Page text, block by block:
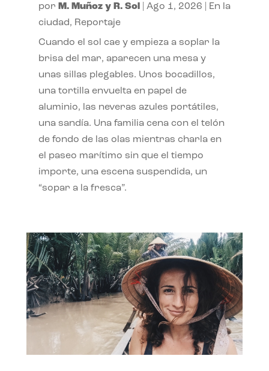
por M. Muñoz y R. Sol| Ago 1, 2026
En la
ciudad, Reportaje
Cuando el sol cae y empieza a soplar la
brisa del mar, aparecen una mesa y
unas sillas plegables. Unos bocadillos,
una tortilla envuelta en papel de
aluminio, las neveras azules portátiles,
una sandía. Una familia cena con el telón
de fondo de las olas mientras charla en
el paseo marítimo sin que el tiempo
importe, una escena suspendida, un
“sopar a la fresca”.